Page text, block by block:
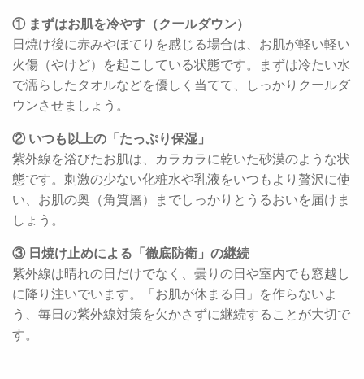
① まずはお肌を冷やす（クールダウン）
日焼け後に赤みやほてりを感じる場合は、お肌が軽い軽い
火傷（やけど）を起こしている状態です。まずは冷たい水
で濡らしたタオルなどを優しく当てて、しっかりクールダ
ウンさせましょう。
② いつも以上の「たっぷり保湿」
紫外線を浴びたお肌は、カラカラに乾いた砂漠のような状
態です。刺激の少ない化粧水や乳液をいつもより贅沢に使
い、お肌の奥（角質層）までしっかりとうるおいを届けま
しょう。
③ 日焼け止めによる「徹底防衛」の継続
紫外線は晴れの日だけでなく、曇りの日や室内でも窓越し
に降り注いでいます。「お肌が休まる日」を作らないよ
う、毎日の紫外線対策を欠かさずに継続することが大切で
す。